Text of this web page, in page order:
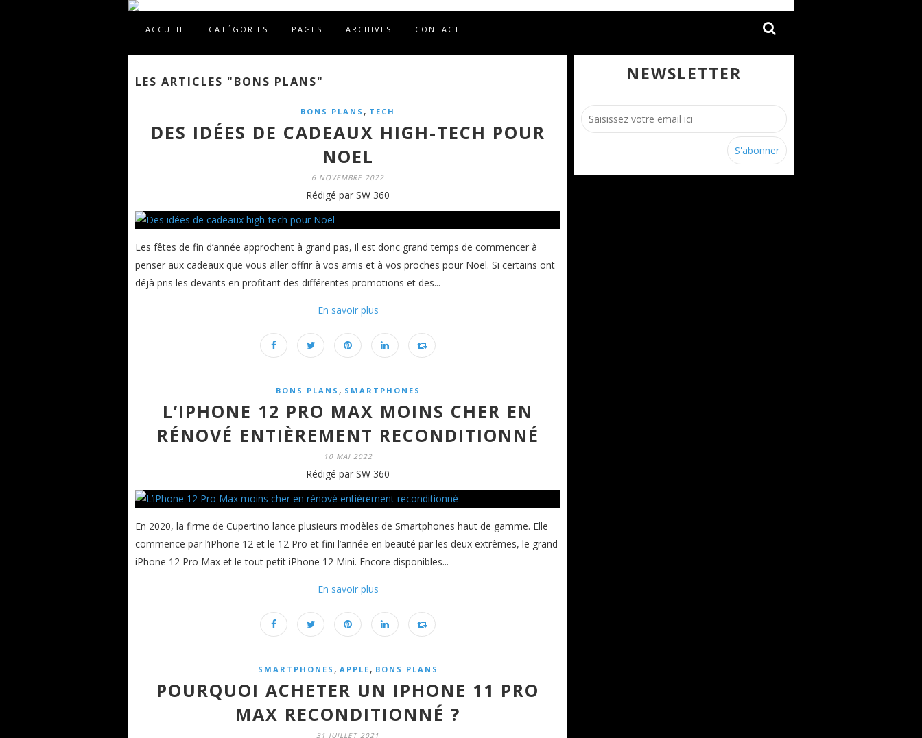
ACCUEIL CATÉGORIES PAGES ARCHIVES CONTACT
LES ARTICLES "BONS PLANS"
BONS PLANS , TECH
DES IDÉES DE CADEAUX HIGH-TECH POUR
NOEL
6 NOVEMBRE 2022
Rédigé par SW 360
Les fêtes de fin d’année approchent à grand pas, il est donc grand temps de commencer à
penser aux cadeaux que vous aller offrir à vos amis et à vos proches pour Noel. Si certains ont
déjà pris les devants en profitant des différentes promotions et des...
En savoir plus
BONS PLANS , SMARTPHONES
L’IPHONE 12 PRO MAX MOINS CHER EN
RÉNOVÉ ENTIÈREMENT RECONDITIONNÉ
10 MAI 2022
Rédigé par SW 360
En 2020, la firme de Cupertino lance plusieurs modèles de Smartphones haut de gamme. Elle
commence par l’iPhone 12 et le 12 Pro et fini l’année en beauté par les deux extrêmes, le grand
iPhone 12 Pro Max et le tout petit iPhone 12 Mini. Encore disponibles...
En savoir plus
SMARTPHONES , APPLE , BONS PLANS
POURQUOI ACHETER UN IPHONE 11 PRO
MAX RECONDITIONNÉ ?
31 JUILLET 2021
NEWSLETTER